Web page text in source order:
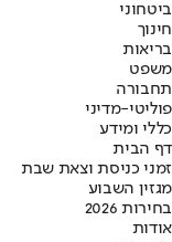
ביטחוני
חינוך
בריאות
משפט
תחבורה
פוליטי-מדיני
כללי ומידע
דף הבית
זמני כניסת וצאת שבת
מגזין השבוע
בחירות 2026
אודות